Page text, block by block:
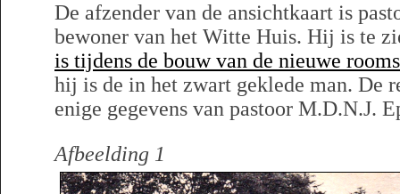
De afzender van de ansichtkaart is
bewoner van het Witte Huis. Hij is te
is tijdens de bouw van de nieuwe
hij is de in het zwart geklede man. De
enige gegevens van pastoor M.D.N.J.
Afbeelding 1